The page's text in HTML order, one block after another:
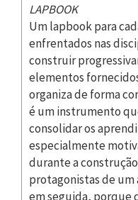
LAPBOOK
Um lapbook para
enfrentados nas
construir
elementos
organiza de forma
é um instrumento
consolidar os
especialmente
durante a
protagonistas de
em seguida, porque